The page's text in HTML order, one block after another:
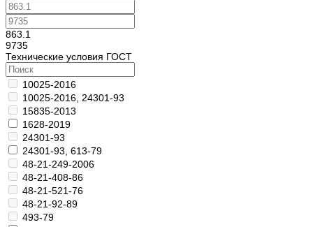
863.1
9735
Технические условия ГОСТ
10025-2016
10025-2016, 24301-93
15835-2013
1628-2019
24301-93
24301-93, 613-79
48-21-249-2006
48-21-408-86
48-21-521-76
48-21-92-89
493-79